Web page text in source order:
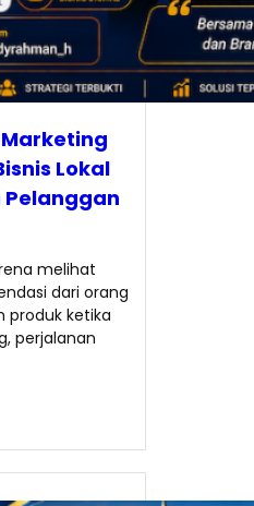
Lokal
Pelanggan
melihat
dari orang
produk ketika
perjalanan